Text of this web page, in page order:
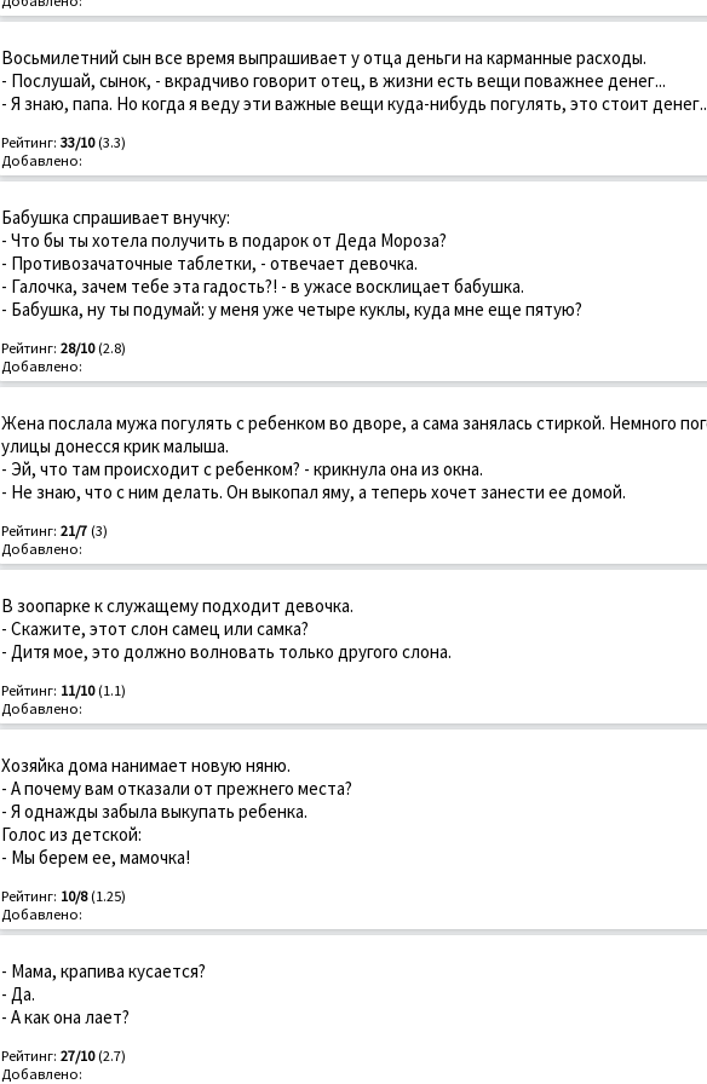
Восьмилетний сын все время выпрашивает у отца деньги на карманные расходы.
- Послушай, сынок, - вкрадчиво говорит отец, в жизни есть вещи поважнее денег...
- Я знаю, папа. Но когда я веду эти важные вещи куда-нибудь погулять, это стоит
Рейтинг: 33/10(3.3)
Добавлено:
Бабушка спрашивает внучку:
- Что бы ты хотела получить в подарок от Деда Мороза?
- Противозачаточные таблетки, - отвечает девочка.
- Галочка, зачем тебе эта гадость?! - в ужасе восклицает бабушка.
- Бабушка, ну ты подумай: у меня уже четыре куклы, куда мне еще пятую?
Рейтинг: 28/10(2.8)
Добавлено:
Жена послала мужа погулять с ребенком во дворе, а сама занялась стиркой. Немного
улицы донесся крик малыша.
- Эй, что там происходит с ребенком? - крикнула она из окна.
- Не знаю, что с ним делать. Он выкопал яму, а теперь хочет занести ее домой.
Рейтинг: 21/7(3)
Добавлено:
В зоопарке к служащему подходит девочка.
- Скажите, этот слон самец или самка?
- Дитя мое, это должно волновать только другого слона.
Рейтинг: 11/10(1.1)
Добавлено:
Хозяйка дома нанимает новую няню.
- А почему вам отказали от прежнего места?
- Я однажды забыла выкупать ребенка.
Голос из детской:
- Мы берем ее, мамочка!
Рейтинг: 10/8(1.25)
Добавлено:
- Мама, крапива кусается?
- Да.
- А как она лает?
Рейтинг: 27/10(2.7)
Добавлено: